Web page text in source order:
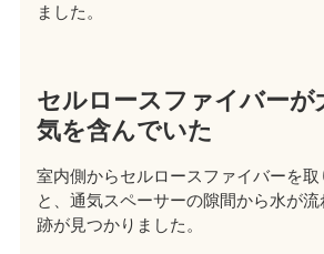
ました。
セルロースファイバーが
気を含んでいた
室内側からセルロースファイバーを
と、通気スペーサーの隙間から水が
跡が見つかりました。